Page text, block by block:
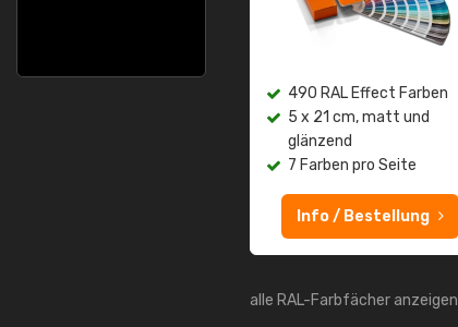
490 RAL Effect Farben
5 x 21 cm, matt und
glänzend
7 Farben pro Seite
Info / Bestellung
alle RAL-Farbfächer anzeigen